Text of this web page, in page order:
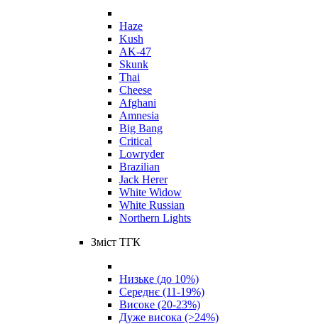
Haze
Kush
AK-47
Skunk
Thai
Cheese
Afghani
Amnesia
Big Bang
Critical
Lowryder
Brazilian
Jack Herer
White Widow
White Russian
Northern Lights
Зміст ТГК
Низьке (до 10%)
Середнє (11-19%)
Високе (20-23%)
Дуже висока (>24%)